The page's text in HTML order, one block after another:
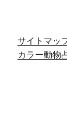
サイトマッ
カラー動物